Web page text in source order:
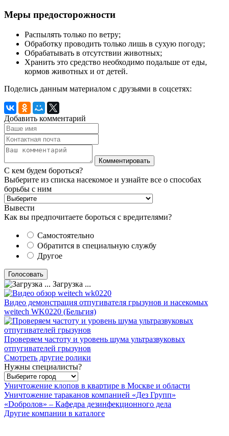
Меры предосторожности
Распылять только по ветру;
Обработку проводить только лишь в сухую погоду;
Обрабатывать в отсутствии животных;
Хранить это средство необходимо подальше от еды,
кормов животных и от детей.
Поделись данным материалом с друзьями в соцсетях:
Добавить комментарий
С кем будем бороться?
Выберите из списка насекомое и узнайте все о способах
борьбы с ним
Вывести
Как вы предпочитаете бороться с вредителями?
Самостоятельно
Обратится в специальную службу
Другое
Загрузка ...
Видео демонстрация отпугивателя грызунов и насекомых
weitech WK0220 (Бельгия)
Проверяем частоту и уровень шума ультразвуковых
отпугивателей грызунов
Смотреть другие ролики
Нужны специалисты?
Уничтожение клопов в квартире в Москве и области
Уничтожение тараканов компанией «Дез Групп»
«Dобролов» – Кафедра дезинфекционного дела
Другие компании в каталоге